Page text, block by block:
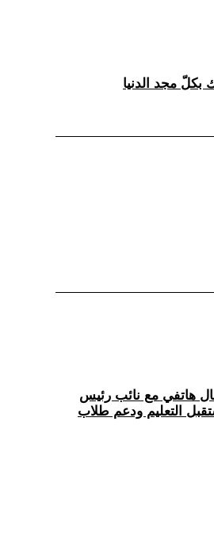
هاتفي مع نائب رئيس
التعليم ودعم طلاب